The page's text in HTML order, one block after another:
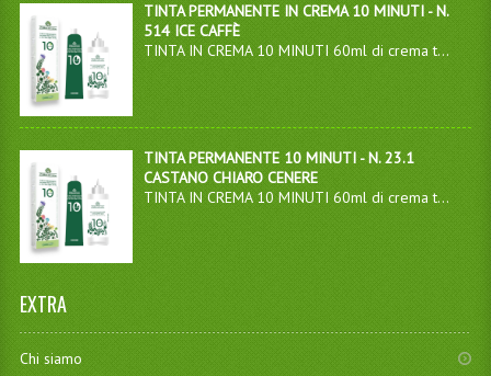
TINTA PERMANENTE IN CREMA 10 MINUTI - N.
514 ICE CAFFÈ
TINTA IN CREMA 10 MINUTI 60ml di crema t...
TINTA PERMANENTE 10 MINUTI - N. 23.1
CASTANO CHIARO CENERE
TINTA IN CREMA 10 MINUTI 60ml di crema t...
EXTRA
Chi siamo